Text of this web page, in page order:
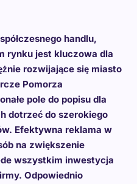
handlu,
rynku jest kluczowa dla
rozwijające się miasto
Pomorza
pole do popisu dla
dotrzeć do szerokiego
Efektywna reklama w
na zwiększenie
wszystkim inwestycja
Odpowiednio